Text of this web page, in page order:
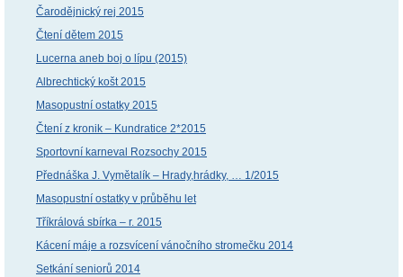
Čarodějnický rej 2015
Čtení dětem 2015
Lucerna aneb boj o lípu (2015)
Albrechtický košt 2015
Masopustní ostatky 2015
Čtení z kronik – Kundratice 2*2015
Sportovní karneval Rozsochy 2015
Přednáška J. Vymětalík – Hrady,hrádky, … 1/2015
Masopustní ostatky v průběhu let
Tříkrálová sbírka – r. 2015
Kácení máje a rozsvícení vánočního stromečku 2014
Setkání seniorů 2014